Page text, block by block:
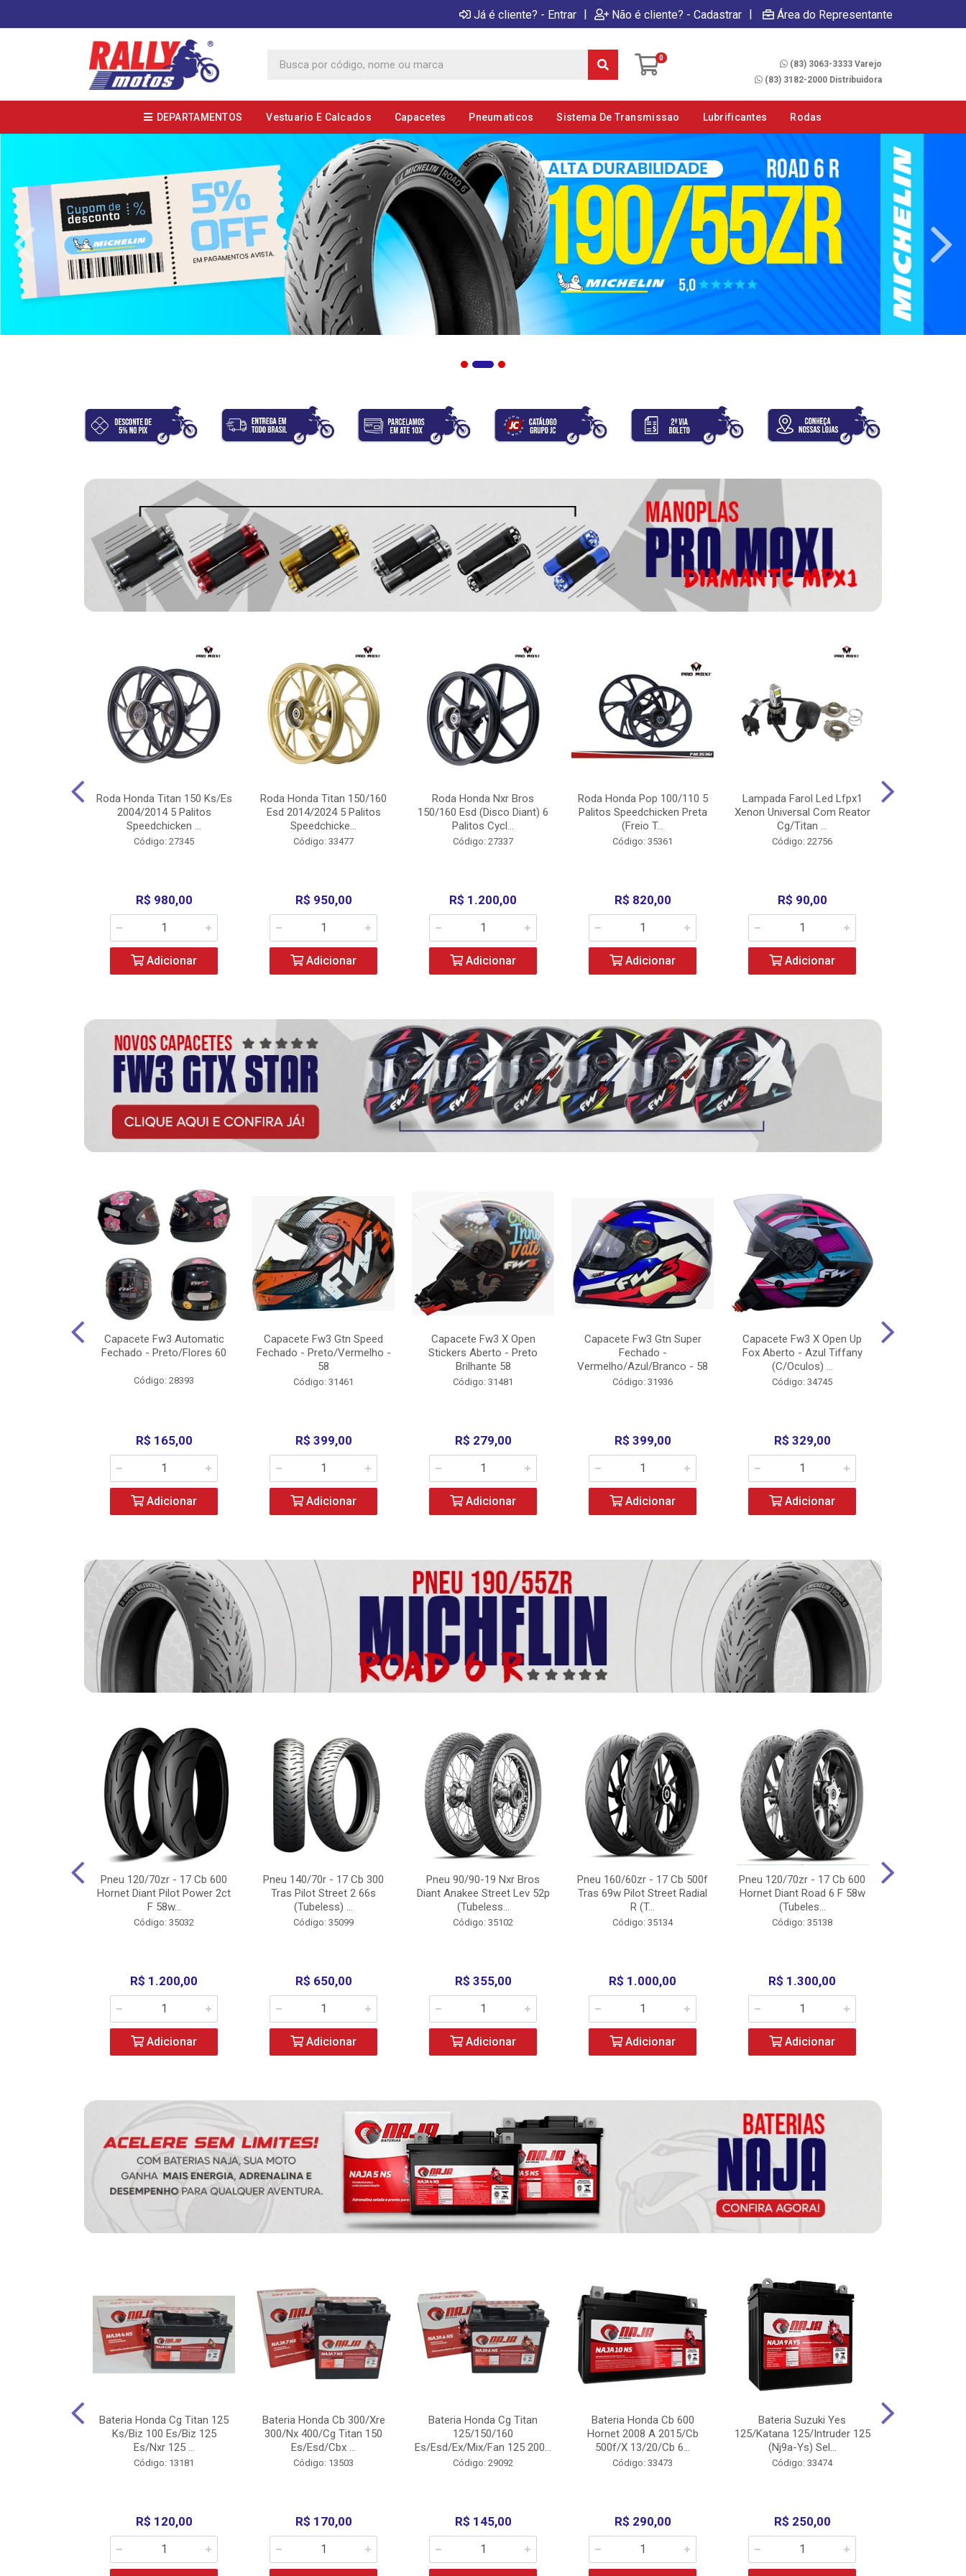
Já é cliente? - Entrar | Não é cliente? - Cadastrar | Área do Representante
0
(83) 3063-3333 Varejo
(83) 3182-2000 Distribuidora
DEPARTAMENTOS Vestuario E Calcados Capacetes Pneumaticos Sistema De Transmissao Lubrificantes Rodas
Roda Honda Titan 150 Ks/Es
2004/2014 5 Palitos
Speedchicken ...
Código: 27345
R$ 980,00
Adicionar
Roda Honda Titan 150/160
Esd 2014/2024 5 Palitos
Speedchicke...
Código: 33477
R$ 950,00
Adicionar
Roda Honda Nxr Bros
150/160 Esd (Disco Diant) 6
Palitos Cycl...
Código: 27337
R$ 1.200,00
Adicionar
Roda Honda Pop 100/110 5
Palitos Speedchicken Preta
(Freio T...
Código: 35361
R$ 820,00
Adicionar
Lampada Farol Led Lfpx1
Xenon Universal Com Reator
Cg/Titan ...
Código: 22756
R$ 90,00
Adicionar
Capacete Fw3 Automatic
Fechado - Preto/Flores 60
Código: 28393
R$ 165,00
Adicionar
Capacete Fw3 Gtn Speed
Fechado - Preto/Vermelho -
58
Código: 31461
R$ 399,00
Adicionar
Capacete Fw3 X Open
Stickers Aberto - Preto
Brilhante 58
Código: 31481
R$ 279,00
Adicionar
Capacete Fw3 Gtn Super
Fechado -
Vermelho/Azul/Branco - 58
Código: 31936
R$ 399,00
Adicionar
Capacete Fw3 X Open Up
Fox Aberto - Azul Tiffany
(C/Oculos) ...
Código: 34745
R$ 329,00
Adicionar
Pneu 120/70zr - 17 Cb 600
Hornet Diant Pilot Power 2ct
F 58w...
Código: 35032
R$ 1.200,00
Adicionar
Pneu 140/70r - 17 Cb 300
Tras Pilot Street 2 66s
(Tubeless) ...
Código: 35099
R$ 650,00
Adicionar
Pneu 90/90-19 Nxr Bros
Diant Anakee Street Lev 52p
(Tubeless...
Código: 35102
R$ 355,00
Adicionar
Pneu 160/60zr - 17 Cb 500f
Tras 69w Pilot Street Radial
R (T...
Código: 35134
R$ 1.000,00
Adicionar
Pneu 120/70zr - 17 Cb 600
Hornet Diant Road 6 F 58w
(Tubeles...
Código: 35138
R$ 1.300,00
Adicionar
Bateria Honda Cg Titan 125
Ks/Biz 100 Es/Biz 125
Es/Nxr 125 ...
Código: 13181
R$ 120,00
Bateria Honda Cb 300/Xre
300/Nx 400/Cg Titan 150
Es/Esd/Cbx ...
Código: 13503
R$ 170,00
Bateria Honda Cg Titan
125/150/160
Es/Esd/Ex/Mix/Fan 125 200...
Código: 29092
R$ 145,00
Bateria Honda Cb 600
Hornet 2008 A 2015/Cb
500f/X 13/20/Cb 6...
Código: 33473
R$ 290,00
Bateria Suzuki Yes
125/Katana 125/Intruder 125
(Nj9a-Ys) Sel...
Código: 33474
R$ 250,00